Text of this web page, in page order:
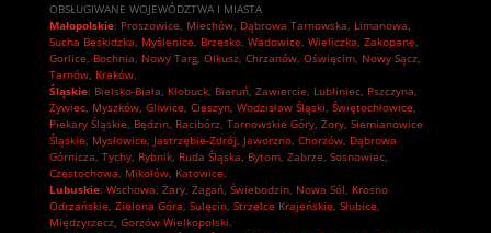
OBSŁUGIWANE WOJEWÓDZTWA I MIASTA
Małopolskie: Proszowice, Miechów, Dąbrowa Tarnowska, Limanowa,
Sucha Beskidzka, Myślenice, Brzesko, Wadowice, Wieliczka, Zakopane,
Gorlice, Bochnia, Nowy Targ, Olkusz, Chrzanów, Oświęcim, Nowy Sącz,
Tarnów, Kraków.
Śląskie: Bielsko-Biała, Kłobuck, Bieruń, Zawiercie, Lubliniec, Pszczyna,
Żywiec, Myszków, Gliwice, Cieszyn, Wodzisław Śląski, Świętochłowice,
Piekary Śląskie, Będzin, Racibórz, Tarnowskie Góry, Żory, Siemianowice
Śląskie, Mysłowice, Jastrzębie-Zdrój, Jaworzno, Chorzów, Dąbrowa
Górnicza, Tychy, Rybnik, Ruda Śląska, Bytom, Zabrze, Sosnowiec,
Częstochowa, Mikołów, Katowice.
Lubuskie: Wschowa, Żary, Żagań, Świebodzin, Nowa Sól, Krosno
Odrzańskie, Zielona Góra, Sulęcin, Strzelce Krajeńskie, Słubice,
Międzyrzecz, Gorzów Wielkopolski.